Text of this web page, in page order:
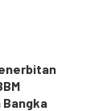
Bangka